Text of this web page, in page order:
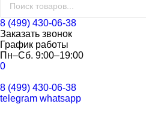
8 (499) 430-06-38
Заказать звонок
График работы
Пн–Сб. 9:00–19:00
0
8 (499) 430-06-38
telegram whatsapp